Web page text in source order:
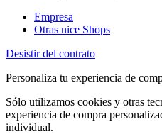
Empresa
Otras nice Shops
Desistir del contrato
Personaliza tu experiencia de
Sólo utilizamos cookies y otras
experiencia de compra
individual.